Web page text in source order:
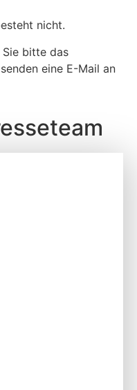
nicht.
bitte das
eine E-Mail an